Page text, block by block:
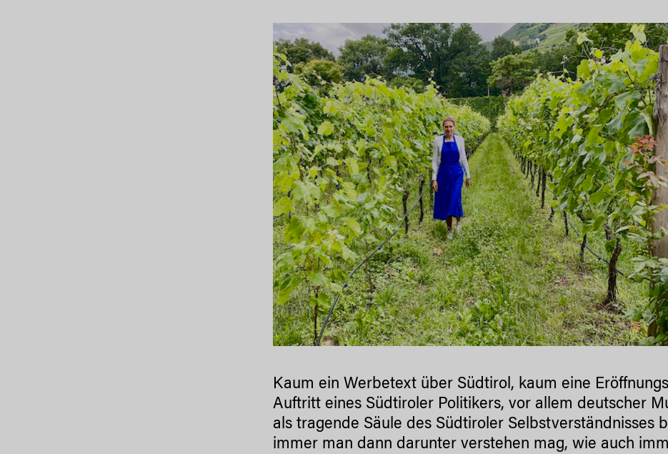
Kaum ein Werbetext über Südtirol, kaum eine
Auftritt eines Südtiroler Politikers, vor allem deutscher
als tragende Säule des Südtiroler Selbstverständnisses
immer man dann darunter verstehen mag, wie auch